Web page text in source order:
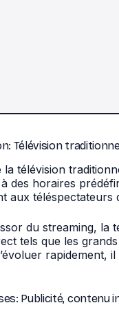
Télévision
télévision
des horaires
aux
du streaming,
tels que les
Publicité, contenu